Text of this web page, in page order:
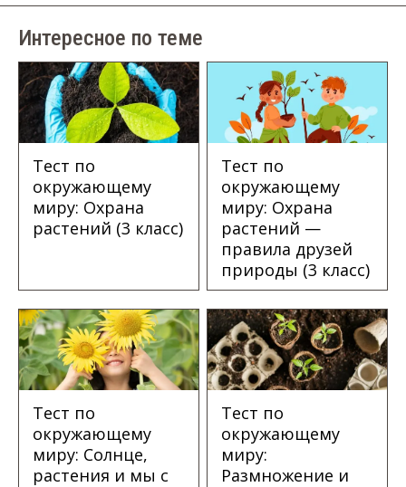
Интересное по теме
Тест по
окружающему
миру: Охрана
растений (3 класс)
Тест по
окружающему
миру: Охрана
растений —
правила друзей
природы (3 класс)
Тест по
окружающему
миру: Солнце,
растения и мы с
Тест по
окружающему
миру:
Размножение и